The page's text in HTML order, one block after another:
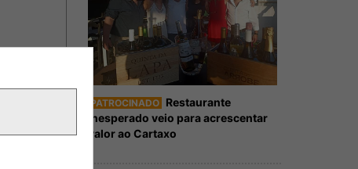
PATROCINADO Restaurante
Inesperado veio para acrescentar
valor ao Cartaxo